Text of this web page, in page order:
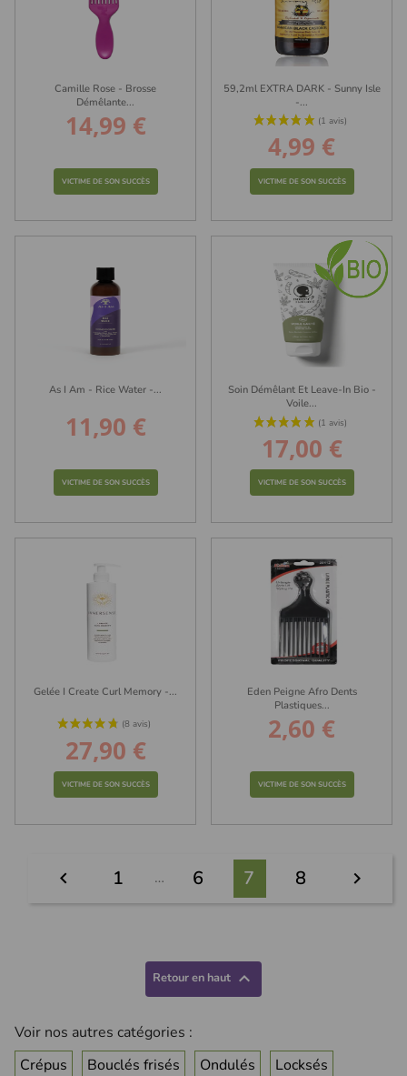
(2 avis)
Camille Rose - Brosse
Démêlante...
Prix
14,99 €
VICTIME DE SON SUCCÈS
59,2ml EXTRA DARK - Sunny Isle
-...
Prix
4,99 €
VICTIME DE SON SUCCÈS
As I Am - Rice Water -...
Prix
11,90 €
VICTIME DE SON SUCCÈS
Soin Démêlant Et Leave-In Bio -
Voile...
Prix
17,00 €
VICTIME DE SON SUCCÈS
Gelée I Create Curl Memory -...
Prix
27,90 €
VICTIME DE SON SUCCÈS
Eden Peigne Afro Dents
Plastiques...
Prix
2,60 €
VICTIME DE SON SUCCÈS
 1 … 6 7 8 
Retour en haut 
Voir nos autres catégories :
Crépus
Bouclés frisés Ondulés
Locksés